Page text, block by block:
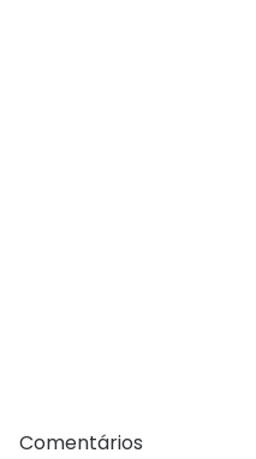
Comentários